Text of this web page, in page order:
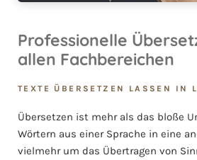
Professionelle
allen Fachbereichen
TEXTE ÜBERSETZEN LASSEN IN
Übersetzen ist mehr als das bloße
Wörtern aus einer Sprache in eine
vielmehr um das Übertragen von